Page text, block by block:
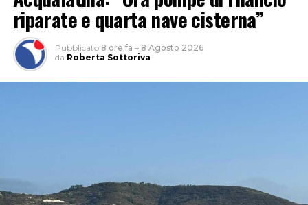
“L’approfondimento del sindacato – spiega Garullo –
riparate e quarta nave cisterna”
Pubblicato 8 ore fa – 8 Agosto 2026
da Roberta Sottoriva